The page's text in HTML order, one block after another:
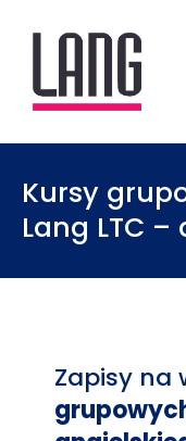
Kursy
Lang LTC –
Zapisy na